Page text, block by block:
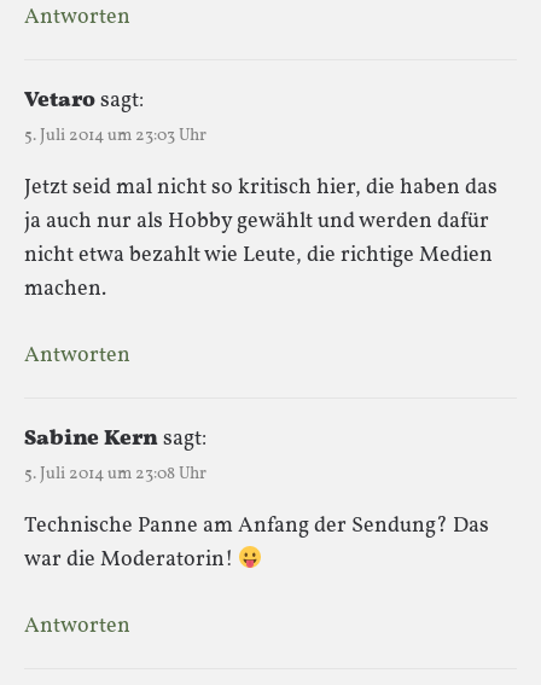
Antworten
Vetarosagt:
5. Juli 2014 um 23:03 Uhr
Jetzt seid mal nicht so kritisch hier, die haben das
ja auch nur als Hobby gewählt und werden dafür
nicht etwa bezahlt wie Leute, die richtige Medien
machen.
Antworten
Sabine Kernsagt:
5. Juli 2014 um 23:08 Uhr
Technische Panne am Anfang der Sendung? Das
war die Moderatorin!
Antworten